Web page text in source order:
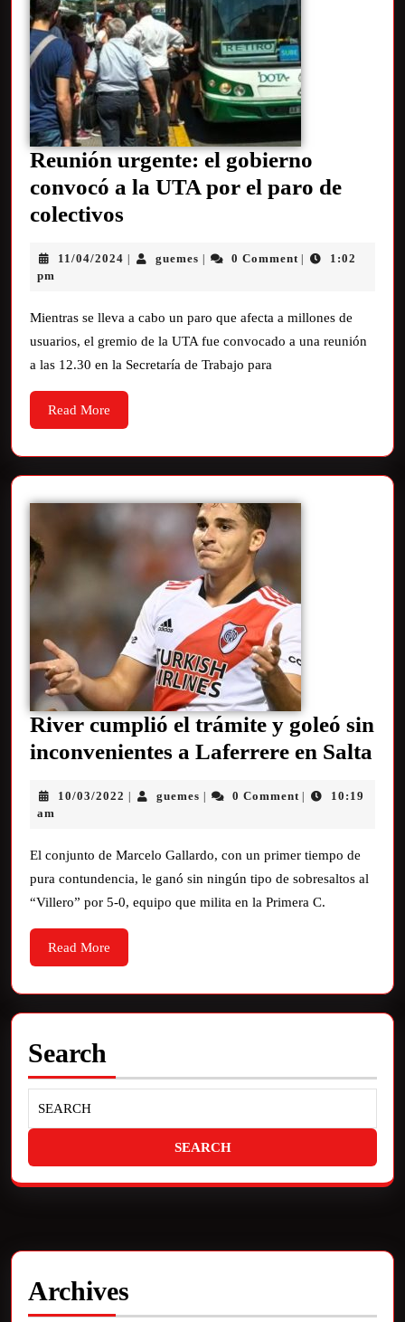
Reunión urgente: el gobierno
convocó a la UTA por el paro de
colectivos
11/04/2024 | guemes | 0 Comment |
1:02
pm
Mientras se lleva a cabo un paro que afecta a millones de
usuarios, el gremio de la UTA fue convocado a una reunión
a las 12.30 en la Secretaría de Trabajo para
Read More
River cumplió el trámite y goleó sin
inconvenientes a Laferrere en Salta
10/03/2022 | guemes | 0 Comment |
10:19
am
El conjunto de Marcelo Gallardo, con un primer tiempo de
pura contundencia, le ganó sin ningún tipo de sobresaltos al
“Villero” por 5-0, equipo que milita en la Primera C.
Read More
Search
Archives